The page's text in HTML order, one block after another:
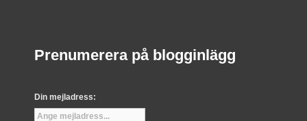
Prenumerera på blogginlägg
Din mejladress: